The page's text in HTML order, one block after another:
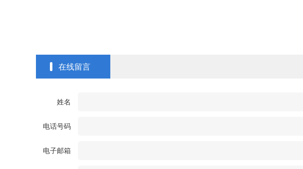
在线留言
姓名
电话号码
电子邮箱